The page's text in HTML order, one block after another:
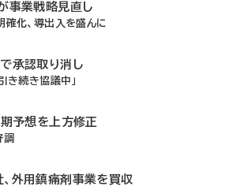
事業戦略見直し
確化、導出入を盛んに
承認取り消し
き続き協議中」
期予想を上方修正
調
、外用鎮痛剤事業を買収